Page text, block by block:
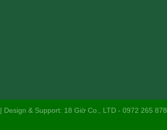
| Design & Support: 18 Giờ Co., LTD - 0972 265 878